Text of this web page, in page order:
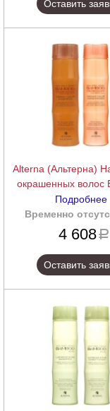
Оставить
Alterna (Альтерна)
окрашенных волос
Сolor,
Подробнее
Временно
4 608a
Оставить